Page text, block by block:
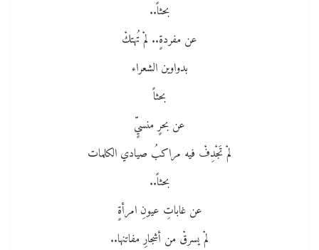
بحثاً..
عن مفردةٍ.. لمْ تُهتكْ
بدواوين الشعراء
بحثاً
عن بحرٍ منسيٍّ
لمْ تَجْدِفْ فيه مراكبُ صيادي الكلمات
بحثاً..
عن غاباتِ عيونِ امرأةٍ
لمْ يسرقْ من أشجارِ مفاتنها..